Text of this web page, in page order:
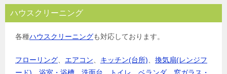
ハウスクリーニング
各種ハウスクリーニングも対応しております。
フローリング エアコン キッチン(台所)
換気扇(レンジフ
ード)
浴室・浴槽 洗面台 トイレ ベランダ
窓ガラス・